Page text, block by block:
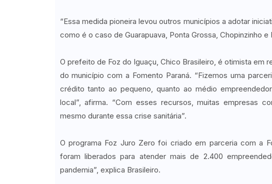
“Essa medida pioneira levou outros municípios a adotar
como é o caso de Guarapuava, Ponta Grossa, Chopinzinho
O prefeito de Foz do Iguaçu, Chico Brasileiro, é otimista em
do município com a Fomento Paraná. “Fizemos uma
crédito tanto ao pequeno, quanto ao médio
local”, afirma. “Com esses recursos, muitas empresas
mesmo durante essa crise sanitária”.
O programa Foz Juro Zero foi criado em parceria com a
foram liberados para atender mais de 2.400
pandemia”, explica Brasileiro.